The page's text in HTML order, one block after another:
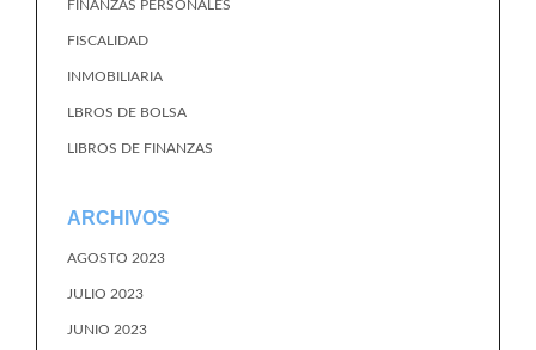
FINANZAS PERSONALES
FISCALIDAD
INMOBILIARIA
LBROS DE BOLSA
LIBROS DE FINANZAS
ARCHIVOS
AGOSTO 2023
JULIO 2023
JUNIO 2023